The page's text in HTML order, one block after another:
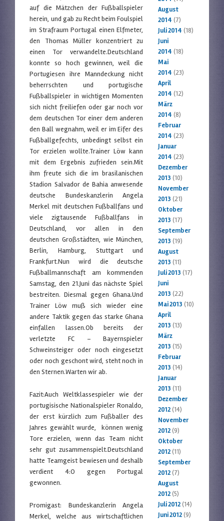
auf die Mätzchen der Fußballspieler
herein, und gab zu Recht beim Foulspiel
im Strafraum Portugal einen Elfmeter,
den Thomas Müller konzentriert zu
einen Tor verwandelte.Deutschland
konnte so hoch gewinnen, weil die
Portugiesen ihre Manndeckung nicht
beherrschten und portugische
Fußballspieler in wichtigen Momenten
sich nicht freiliefen oder gar noch vor
dem deutschen Tor einer dem anderen
den Ball wegnahm, weil er im Eifer des
Fußballgefechts, unbedingt selbst ein
Tor erzielen wollte.Trainer Löw kann
mit dem Ergebnis zufrieden sein.Mit
ihm freute sich die im brasilanischen
Stadion Salvador de Bahia anwesende
deutsche Bundeskanzlerin Angela
Merkel mit deutschen Fußballfans und
viele zigtausende Fußballfans in
Deutschland, vor allen in den
deutschen Großstädten, wie München,
Berlin, Hamburg, Stuttgart und
Frankfurt.Nun wird die deutsche
Fußballmannschaft am kommenden
Samstag, den 21.Juni das nächste Spiel
bestreiten. Diesmal gegen Ghana.Und
Trainer Löw muß sich wieder eine
andere Taktik gegen das starke Ghana
einfallen lassen.Ob bereits der
verletzte FC – Bayernspieler
Schweinsteiger oder noch eingesetzt
oder noch geschont wird, steht noch in
den Sternen.Warten wir ab.
Fazit:Auch Weltklassespieler wie der
portugisische Nationalspieler Ronaldo,
der erst kürzlich zum Fußballer des
Jahres gewählt wurde, können wenig
Tore erzielen, wenn das Team nicht
sehr gut zusammenspielt.Deutschland
hatte Teamgeist bewiesen und deshalb
verdient 4:O gegen Portugal
gewonnen.
Promigast: Bundeskanzlerin Angela
Merkel, welche aus wirtschaftlichen
August
2014 (7)
Juli 2014 (18)
Juni
2014 (18)
Mai
2014 (23)
April
2014 (12)
März
2014 (8)
Februar
2014 (23)
Januar
2014 (23)
Dezember
2013 (10)
November
2013 (21)
Oktober
2013 (17)
September
2013 (19)
August
2013 (11)
Juli 2013 (17)
Juni
2013 (22)
Mai 2013 (10)
April
2013 (13)
März
2013 (15)
Februar
2013 (14)
Januar
2013 (11)
Dezember
2012(14)
November
2012(9)
Oktober
2012(11)
September
2012(7)
August
2012(5)
Juli 2012(14)
Juni 2012(9)